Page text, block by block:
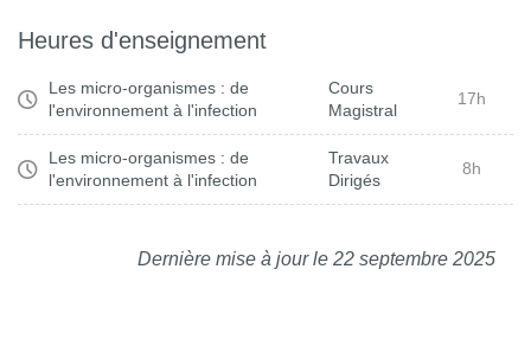
Heures d'enseignement
Les micro-organismes : de
l'environnement à l'infection
Cours
Magistral
17h
Les micro-organismes : de
l'environnement à l'infection
Travaux
Dirigés
8h
Dernière mise à jour le 22 septembre 2025